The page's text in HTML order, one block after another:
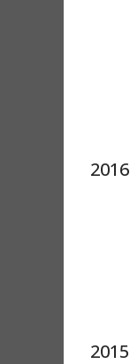
2016
2015